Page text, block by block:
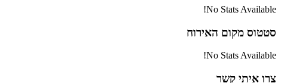
No Stats Available!
סטטוס מקום האירוח
No Stats Available!
צרו איתי קשר